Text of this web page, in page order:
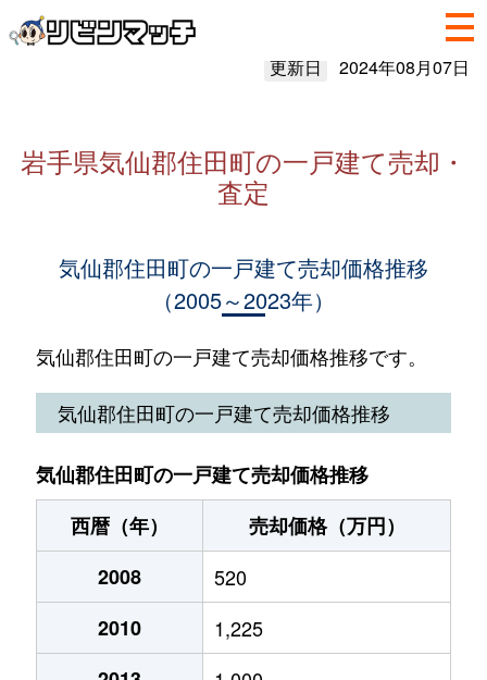
更新日 2024年08月07日
岩手県気仙郡住田町の一戸建て売却・
査定
気仙郡住田町の一戸建て売却価格推移
（2005～2023年）
気仙郡住田町の一戸建て売却価格推移です。
気仙郡住田町の一戸建て売却価格推移
気仙郡住田町の一戸建て売却価格推移
西暦（年）
売却価格（万円）
2008
520
2010
1,225